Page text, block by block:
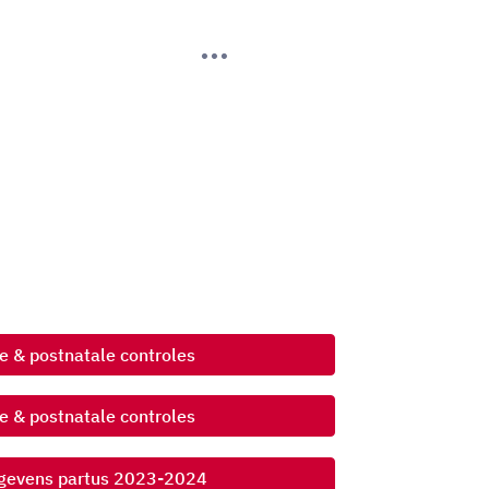
& postnatale controles
& postnatale controles
partus 2023-2024